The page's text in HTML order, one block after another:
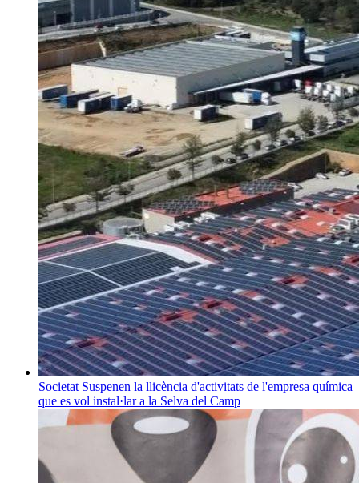
Societat Suspenen la llicència d'activitats de l'empresa química
que es vol instal·lar a la Selva del Camp